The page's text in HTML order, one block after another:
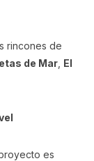
rincones de
de Mar, El
es